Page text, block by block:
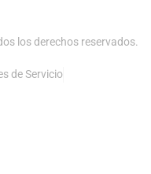
los derechos reservados.
de Servicio